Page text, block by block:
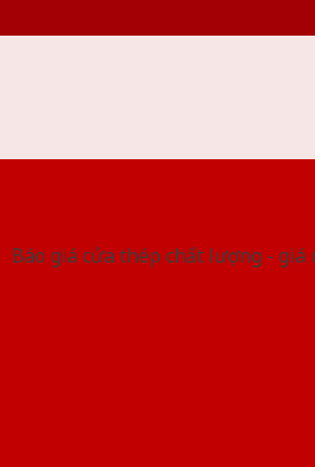
Báo giá cửa thép chất lượng - giá